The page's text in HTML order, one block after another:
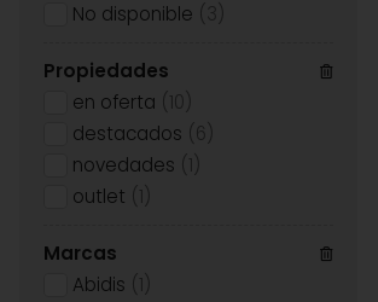
No disponible (3)
Propiedades
en oferta (10)
destacados (6)
novedades (1)
outlet (1)
Marcas
Abidis (1)